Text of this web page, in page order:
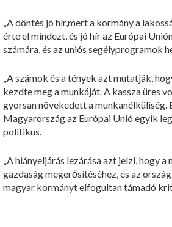
„A döntés jó hír,mert a kormány a
érte el mindezt, és jó hír az Európai
számára, és az uniós segélyprogramok
„A számok és a tények azt mutatják,
kezdte meg a munkáját. A kassza üres
gyorsan növekedett a
Magyarország az Európai Unió egyik
politikus.
„A hiányeljárás lezárása azt jelzi, hogy
gazdaság megerősítéséhez, és az
magyar kormányt elfogultan támadó